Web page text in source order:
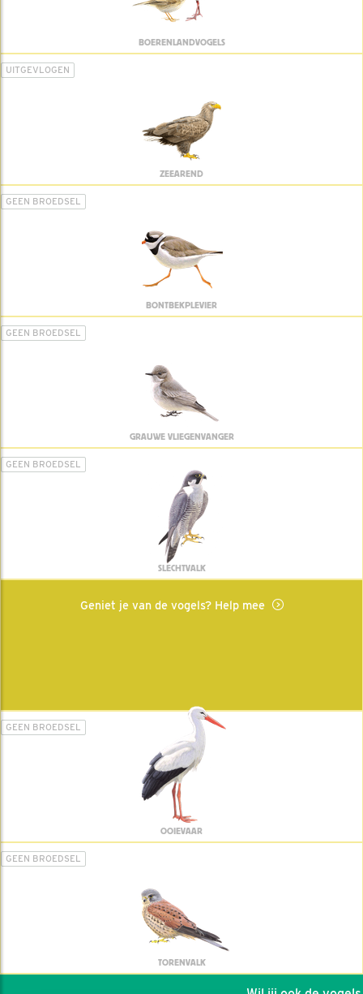
BOERENLANDVOGELS
UITGEVLOGEN
ZEEAREND
GEEN BROEDSEL
BONTBEKPLEVIER
GEEN BROEDSEL
GRAUWE VLIEGENVANGER
GEEN BROEDSEL
SLECHTVALK
Geniet je van de vogels? Help mee
GEEN BROEDSEL
OOIEVAAR
GEEN BROEDSEL
TORENVALK